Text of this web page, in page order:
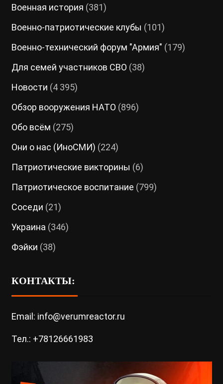
Военная история (381)
Военно-патриотические клубы (101)
Военно-технический форум "Армия" (179)
Для семей участников СВО (38)
Новости (4 395)
Обзор вооружения НАТО (896)
Обо всём (275)
Они о нас (ИноСМИ) (224)
Патриотические викторины (6)
Патриотическое воспитание (799)
Соседи (21)
Украина (346)
Фэйки (38)
КОНТАКТЫ:
Email: info@verumreactor.ru
Тел.: +78126661983